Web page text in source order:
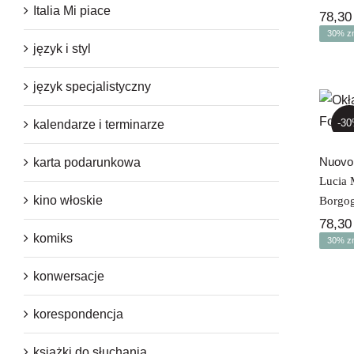
Italia Mi piace
język i styl
język specjalistyczny
kalendarze i terminarze
karta podarunkowa
kino włoskie
komiks
konwersacje
korespondencja
78,30
30%
-
Lucia
78,30
30%